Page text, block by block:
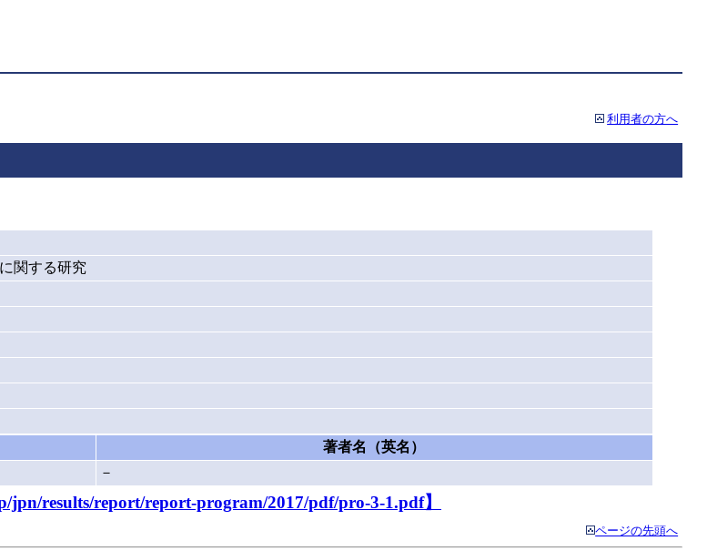
利用者の方へ
関する研究
著者名（英名）
－
results/report/report-program/2017/pdf/pro-3-1.pdf】
ページの先頭へ